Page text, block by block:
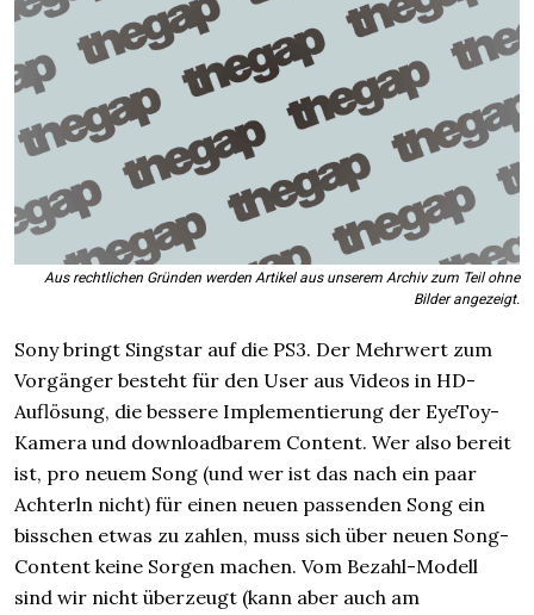
Aus rechtlichen Gründen werden Artikel aus unserem Archiv zum Teil ohne
Bilder angezeigt.
Sony bringt Singstar auf die PS3. Der Mehrwert zum
Vorgänger besteht für den User aus Videos in HD-
Auflösung, die bessere Implementierung der EyeToy-
Kamera und downloadbarem Content. Wer also bereit
ist, pro neuem Song (und wer ist das nach ein paar
Achterln nicht) für einen neuen passenden Song ein
bisschen etwas zu zahlen, muss sich über neuen Song-
Content keine Sorgen machen. Vom Bezahl-Modell
sind wir nicht überzeugt (kann aber auch am